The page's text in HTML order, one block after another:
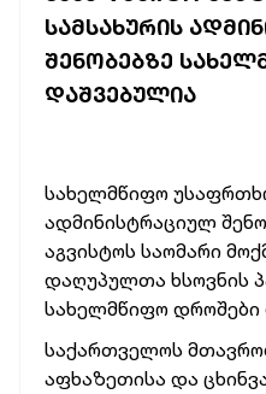
ᲡᲐᲛᲡᲐᲮᲣᲠᲘᲡ
ᲨᲔᲜᲝᲑᲔᲑᲖᲔ
ᲓᲐᲨᲕᲔᲑᲣᲚᲘᲐ
სახელმწიფო
ადმინისტრაციულ
აგვისტოს საომარი
დაღუპულთა ხსოვნის
სახელმწიფო დროშები
საქართველოს
აფხაზეთისა და